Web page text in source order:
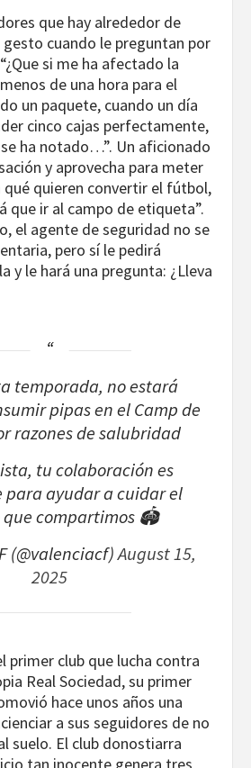
que hay alrededor de
cuando le preguntan por
si me ha afectado la
de una hora para el
un paquete, cuando un día
cinco cajas perfectamente,
ha notado…”. Un aficionado
y aprovecha para meter
qué quieren convertir el fútbol,
que ir al campo de etiqueta”.
el agente de seguridad no se
pero sí le pedirá
y le hará una pregunta: ¿Lleva
temporada, no estará
pipas en el Camp de
razones de salubridad
tu colaboración es
ayudar a cuidar el
que compartimos 🏟️
(@valenciacf)August 15,
2025
primer club que lucha contra
Real Sociedad, su primer
hace unos años una
a sus seguidores de no
suelo. El club donostiarra
tan inocente genera tres